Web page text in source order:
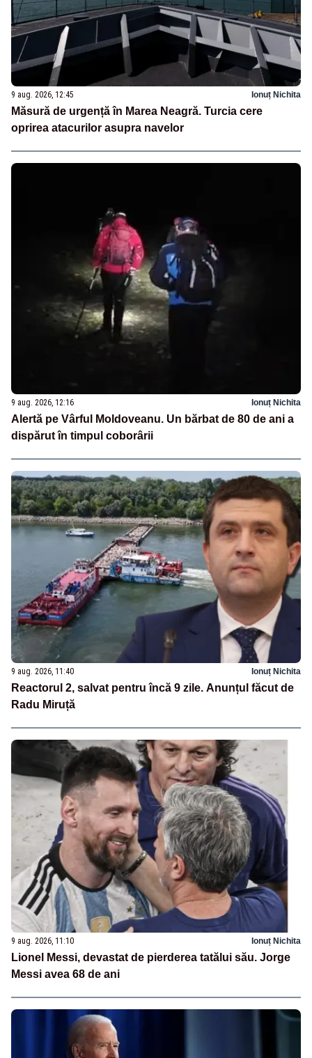
9 aug. 2026, 12:45 Ionuț Nichita
Măsură de urgență în Marea Neagră. Turcia cere
oprirea atacurilor asupra navelor
9 aug. 2026, 12:16 Ionuț Nichita
Alertă pe Vârful Moldoveanu. Un bărbat de 80 de ani a
dispărut în timpul coborârii
9 aug. 2026, 11:40 Ionuț Nichita
Reactorul 2, salvat pentru încă 9 zile. Anunțul făcut de
Radu Miruță
9 aug. 2026, 11:10 Ionuț Nichita
Lionel Messi, devastat de pierderea tatălui său. Jorge
Messi avea 68 de ani